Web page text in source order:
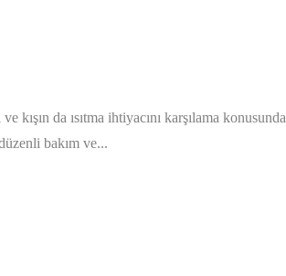
da ısıtma ihtiyacını karşılama konusunda
bakım ve...